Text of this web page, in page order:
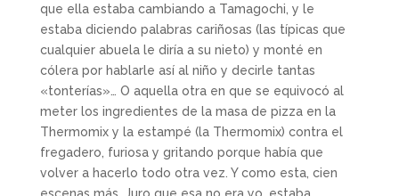
que ella estaba cambiando a Tamagochi, y le
estaba diciendo palabras cariñosas (las típicas que
cualquier abuela le diría a su nieto) y monté en
cólera por hablarle así al niño y decirle tantas
«tonterías»… O aquella otra en que se equivocó al
meter los ingredientes de la masa de pizza en la
Thermomix y la estampé (la Thermomix) contra el
fregadero, furiosa y gritando porque había que
volver a hacerlo todo otra vez. Y como esta, cien